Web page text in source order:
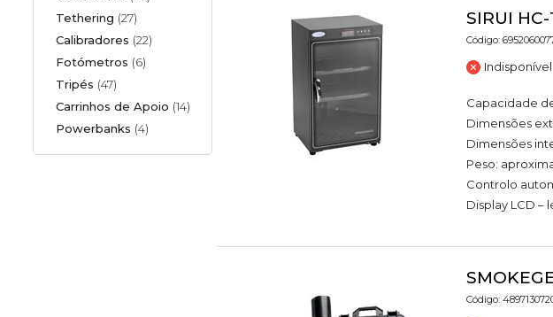
Tethering (27)
Calibradores (22)
Fotómetros (6)
Tripés (47)
Carrinhos de Apoio (14)
Powerbanks (4)
SIRUI HC-
Código:
Indisponível
Capacidade
Dimensões
Dimensões
Peso:
Controlo
Display LCD
Código: